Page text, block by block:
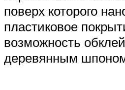
поверх которого
пластиковое
возможность
деревянным